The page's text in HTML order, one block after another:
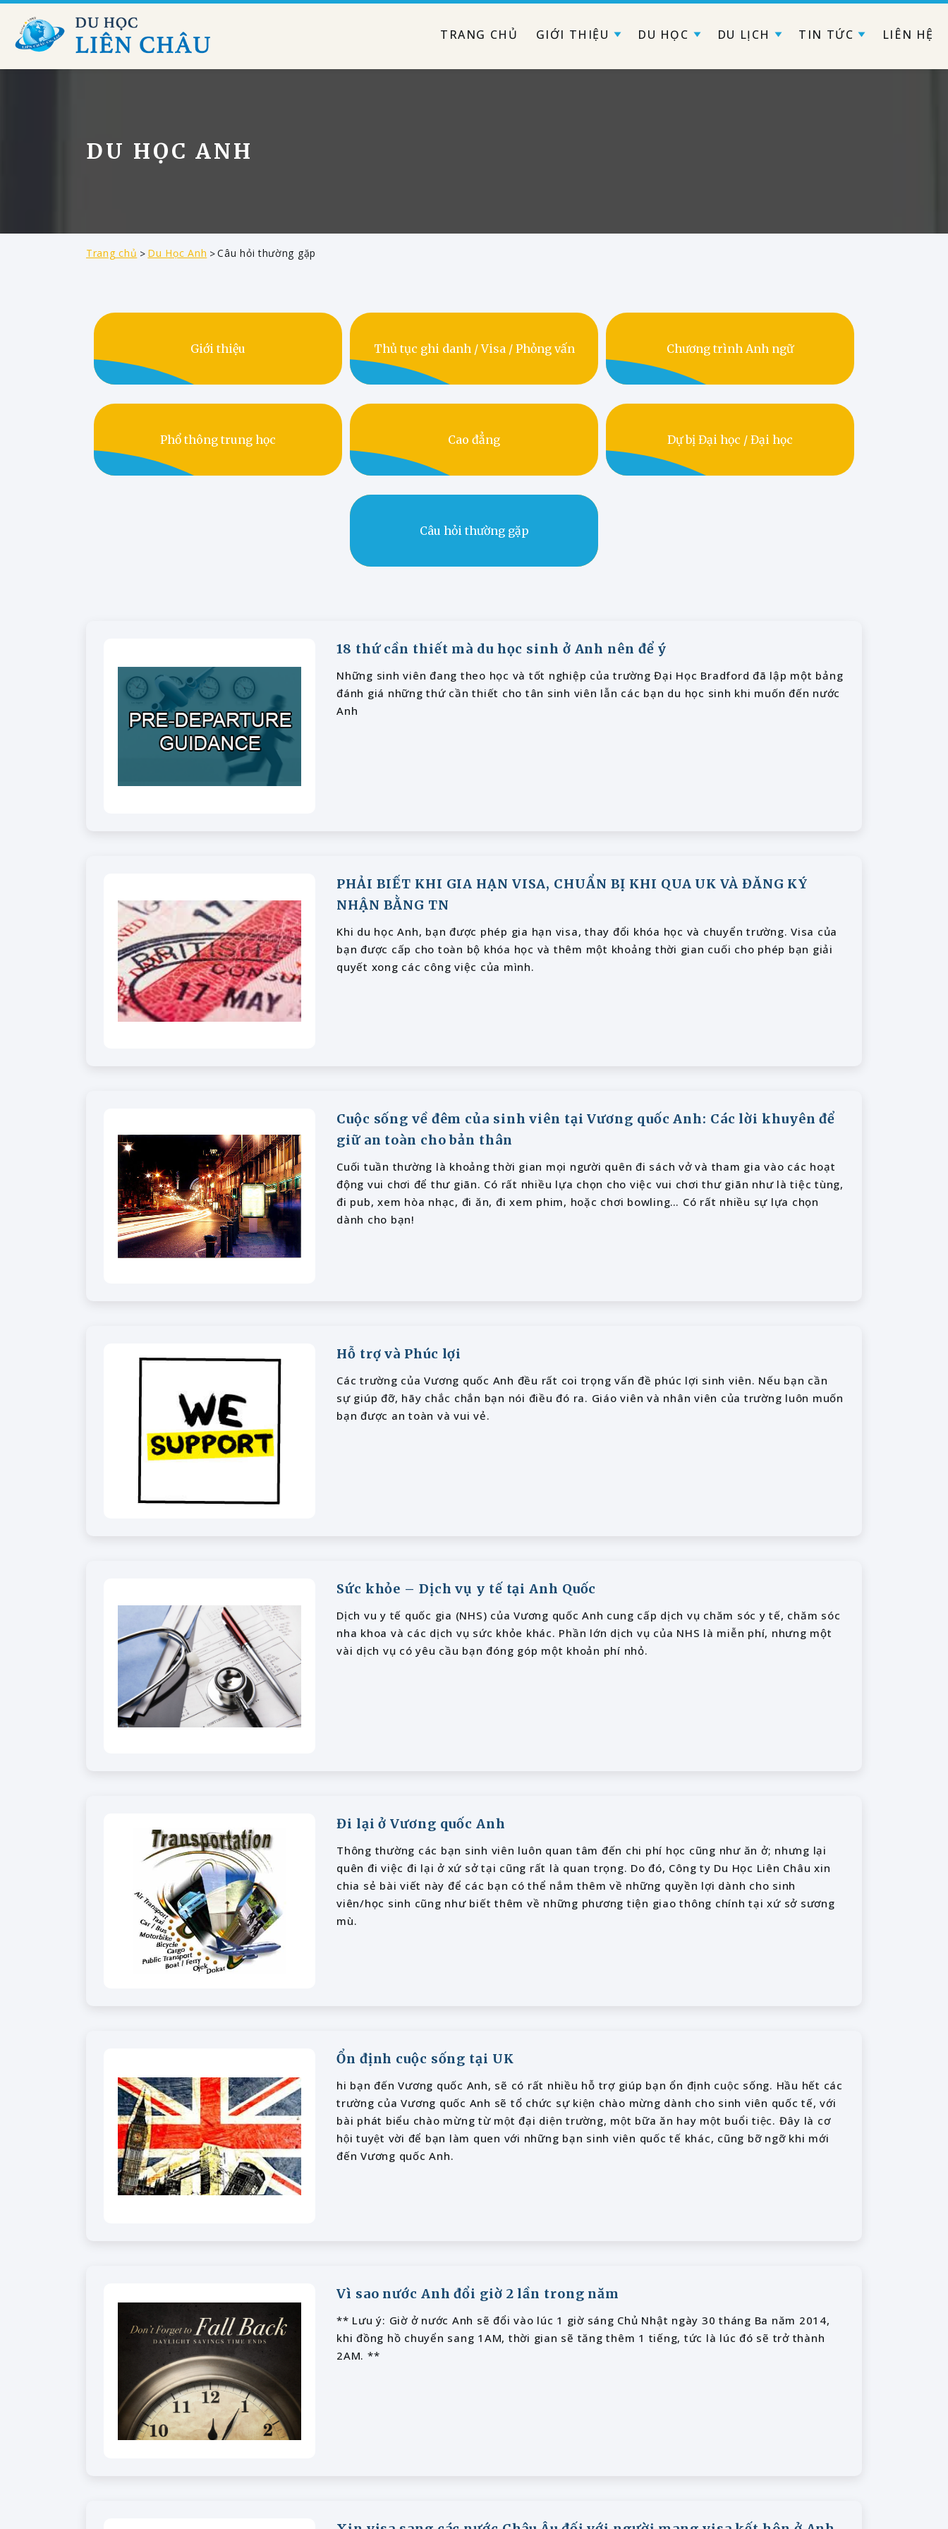
TRANG CHỦ GIỚI THIỆU DU HỌC DU LỊCH TIN TỨC LIÊN HỆ
DU HỌC ANH
Trang chủ Du Học Anh Câu hỏi thường gặp
Giới thiệu Thủ tục ghi danh / Visa / Phỏng vấn Chương trình Anh ngữ
Phổ thông trung học Cao đẳng Dự bị Đại học / Đại học
Câu hỏi thường gặp
18 thứ cần thiết mà du học sinh ở Anh nên để ý
Những sinh viên đang theo học và tốt nghiệp của trường Đại Học Bradford đã lập một bảng
đánh giá những thứ cần thiết cho tân sinh viên lẫn các bạn du học sinh khi muốn đến nước
Anh
PHẢI BIẾT KHI GIA HẠN VISA, CHUẨN BỊ KHI QUA UK VÀ ĐĂNG KÝ
NHẬN BẰNG TN
Khi du học Anh, bạn được phép gia hạn visa, thay đổi khóa học và chuyển trường. Visa của
bạn được cấp cho toàn bộ khóa học và thêm một khoảng thời gian cuối cho phép bạn giải
quyết xong các công việc của mình.
Cuộc sống về đêm của sinh viên tại Vương quốc Anh: Các lời khuyên để
giữ an toàn cho bản thân
Cuối tuần thường là khoảng thời gian mọi người quên đi sách vở và tham gia vào các hoạt
động vui chơi để thư giãn. Có rất nhiều lựa chọn cho việc vui chơi thư giãn như là tiệc tùng,
đi pub, xem hòa nhạc, đi ăn, đi xem phim, hoặc chơi bowling… Có rất nhiều sự lựa chọn
dành cho bạn!
Hỗ trợ và Phúc lợi
Các trường của Vương quốc Anh đều rất coi trọng vấn đề phúc lợi sinh viên. Nếu bạn cần
sự giúp đỡ, hãy chắc chắn bạn nói điều đó ra. Giáo viên và nhân viên của trường luôn muốn
bạn được an toàn và vui vẻ.
Sức khỏe – Dịch vụ y tế tại Anh Quốc
Dịch vu y tế quốc gia (NHS) của Vương quốc Anh cung cấp dịch vụ chăm sóc y tế, chăm sóc
nha khoa và các dịch vụ sức khỏe khác. Phần lớn dịch vụ của NHS là miễn phí, nhưng một
vài dịch vụ có yêu cầu bạn đóng góp một khoản phí nhỏ.
Đi lại ở Vương quốc Anh
Thông thường các bạn sinh viên luôn quan tâm đến chi phí học cũng như ăn ở; nhưng lại
quên đi việc đi lại ở xứ sở tại cũng rất là quan trọng. Do đó, Công ty Du Học Liên Châu xin
chia sẻ bài viết này để các bạn có thể nắm thêm về những quyền lợi dành cho sinh
viên/học sinh cũng như biết thêm về những phương tiện giao thông chính tại xứ sở sương
mù.
Ổn định cuộc sống tại UK
hi bạn đến Vương quốc Anh, sẽ có rất nhiều hỗ trợ giúp bạn ổn định cuộc sống. Hầu hết các
trường của Vương quốc Anh sẽ tổ chức sự kiện chào mừng dành cho sinh viên quốc tế, với
bài phát biểu chào mừng từ một đại diện trường, một bữa ăn hay một buổi tiệc. Đây là cơ
hội tuyệt vời để bạn làm quen với những bạn sinh viên quốc tế khác, cũng bỡ ngỡ khi mới
đến Vương quốc Anh.
Vì sao nước Anh đổi giờ 2 lần trong năm
** Lưu ý: Giờ ở nước Anh sẽ đổi vào lúc 1 giờ sáng Chủ Nhật ngày 30 tháng Ba năm 2014,
khi đồng hồ chuyển sang 1AM, thời gian sẽ tăng thêm 1 tiếng, tức là lúc đó sẽ trở thành
2AM. **